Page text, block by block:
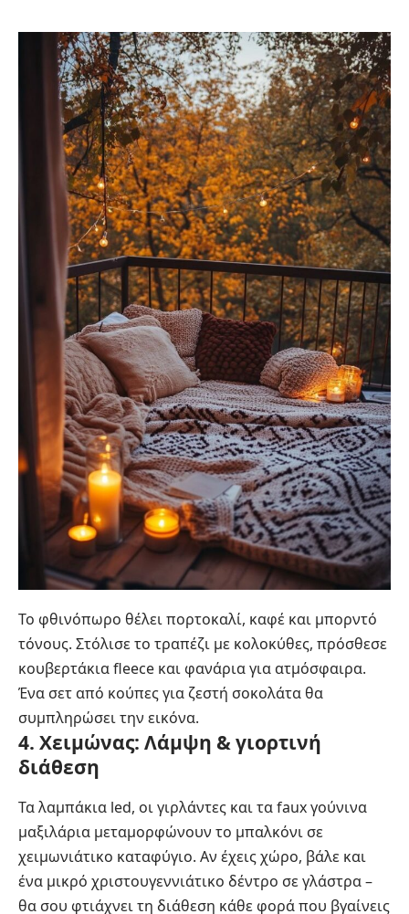
Το φθινόπωρο θέλει πορτοκαλί, καφέ και μπορντό
τόνους. Στόλισε το τραπέζι με κολοκύθες, πρόσθεσε
κουβερτάκια fleece και φανάρια για ατμόσφαιρα.
Ένα σετ από κούπες για ζεστή σοκολάτα θα
συμπληρώσει την εικόνα.
4. Χειμώνας: Λάμψη & γιορτινή
διάθεση
Τα λαμπάκια led, οι γιρλάντες και τα faux γούνινα
μαξιλάρια μεταμορφώνουν το μπαλκόνι σε
χειμωνιάτικο καταφύγιο. Αν έχεις χώρο, βάλε και
ένα μικρό χριστουγεννιάτικο δέντρο σε γλάστρα –
θα σου φτιάχνει τη διάθεση κάθε φορά που βγαίνεις